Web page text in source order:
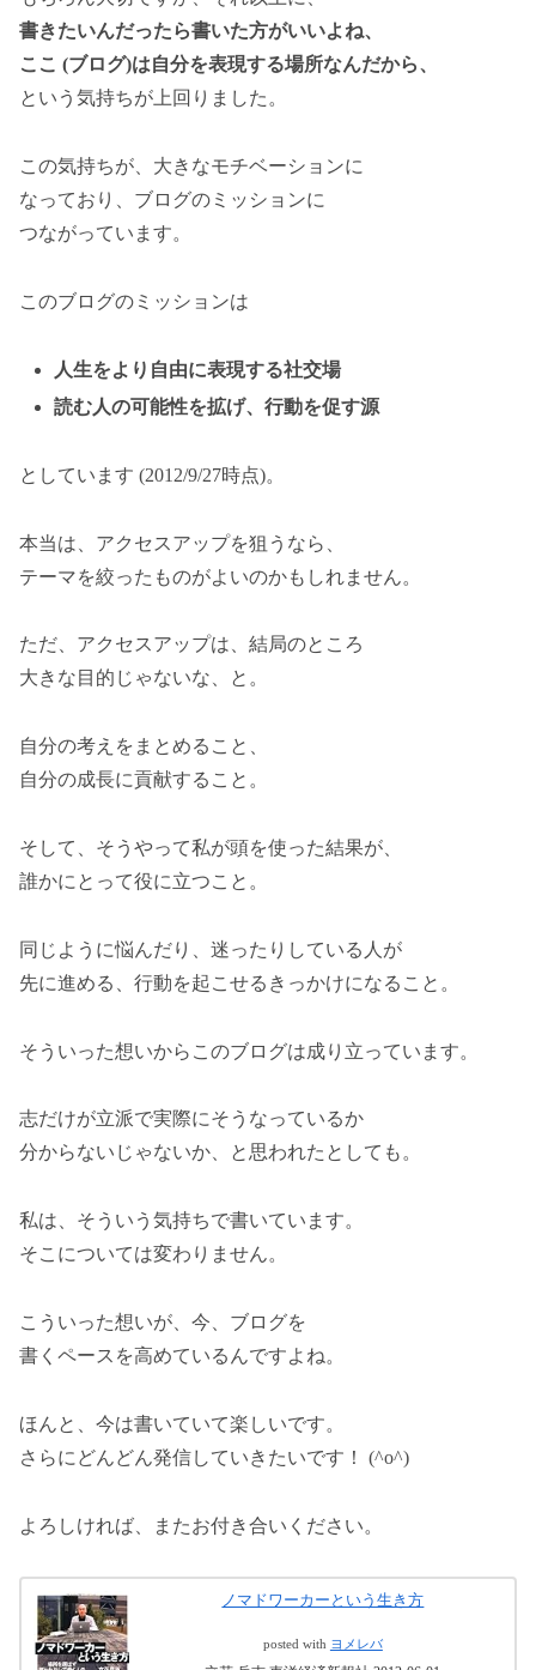
書きたいんだったら書いた方がいいよね、
ここ (ブログ)は自分を表現する場所なんだから、
という気持ちが上回りました。
この気持ちが、大きなモチベーションに
なっており、ブログのミッションに
つながっています。
このブログのミッションは
人生をより自由に表現する社交場
読む人の可能性を拡げ、行動を促す源
としています (2012/9/27時点)。
本当は、アクセスアップを狙うなら、
テーマを絞ったものがよいのかもしれません。
ただ、アクセスアップは、結局のところ
大きな目的じゃないな、と。
自分の考えをまとめること、
自分の成長に貢献すること。
そして、そうやって私が頭を使った結果が、
誰かにとって役に立つこと。
同じように悩んだり、迷ったりしている人が
先に進める、行動を起こせるきっかけになること。
そういった想いからこのブログは成り立っています。
志だけが立派で実際にそうなっているか
分からないじゃないか、と思われたとしても。
私は、そういう気持ちで書いています。
そこについては変わりません。
こういった想いが、今、ブログを
書くペースを高めているんですよね。
ほんと、今は書いていて楽しいです。
さらにどんどん発信していきたいです！ (^o^)
よろしければ、またお付き合いください。
ノマドワーカーという生き方
posted with ヨメレバ